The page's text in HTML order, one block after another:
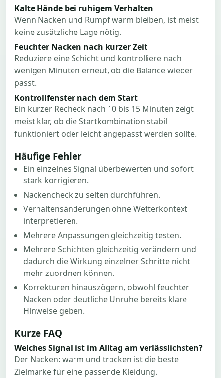
Kalte Hände bei ruhigem Verhalten
Wenn Nacken und Rumpf warm bleiben, ist meist
keine zusätzliche Lage nötig.
Feuchter Nacken nach kurzer Zeit
Reduziere eine Schicht und kontrolliere nach
wenigen Minuten erneut, ob die Balance wieder
passt.
Kontrollfenster nach dem Start
Ein kurzer Recheck nach 10 bis 15 Minuten zeigt
meist klar, ob die Startkombination stabil
funktioniert oder leicht angepasst werden sollte.
Häufige Fehler
Ein einzelnes Signal überbewerten und sofort
stark korrigieren.
Nackencheck zu selten durchführen.
Verhaltensänderungen ohne Wetterkontext
interpretieren.
Mehrere Anpassungen gleichzeitig testen.
Mehrere Schichten gleichzeitig verändern und
dadurch die Wirkung einzelner Schritte nicht
mehr zuordnen können.
Korrekturen hinauszögern, obwohl feuchter
Nacken oder deutliche Unruhe bereits klare
Hinweise geben.
Kurze FAQ
Welches Signal ist im Alltag am verlässlichsten?
Der Nacken: warm und trocken ist die beste
Zielmarke für eine passende Kleidung.